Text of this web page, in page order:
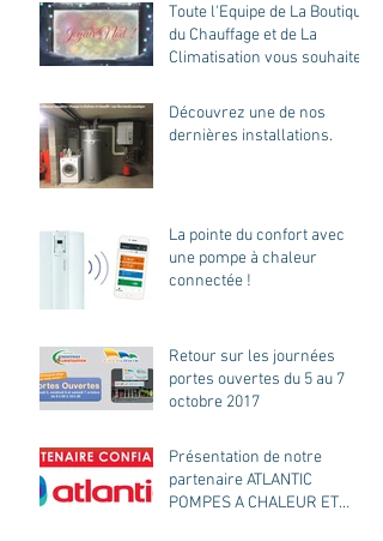
Toute l'Equipe de La Boutique
du Chauffage et de La
Climatisation vous souhaite
Découvrez une de nos
dernières installations.
La pointe du confort avec
une pompe à chaleur
connectée !
Retour sur les journées
portes ouvertes du 5 au 7
octobre 2017
Présentation de notre
partenaire ATLANTIC
POMPES A CHALEUR ET